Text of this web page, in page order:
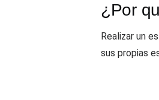
¿Por
Realizar un
sus propias